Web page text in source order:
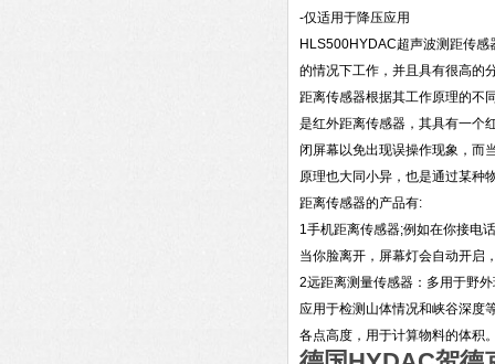
-仅适用于降压应用
HLS500HYDAC超声波测距传
的情况下工作，并且具有很高的
距离传感器根据其工作原理的不
是红外距离传感器，其具有一个
闭屏幕以免出现误操作现象，而
原理也大同小异，也是通过某种
距离传感器的产品有:
1手机距离传感器;例如在你接电
当你脸离开，屏幕灯会自动开启
2远距离测量传感器：多用于野
应用于检测山体情况和峡谷深度
各点高度，用于计算物料的体积